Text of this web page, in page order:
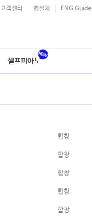
고객센터 앱설치 ENG Guide
셀프피아노
합창
합창
합창
합창
합창